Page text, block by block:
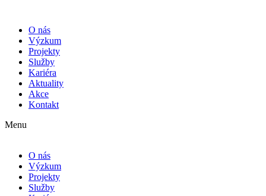
O nás
Výzkum
Projekty
Služby
Kariéra
Aktuality
Akce
Kontakt
Menu
O nás
Výzkum
Projekty
Služby